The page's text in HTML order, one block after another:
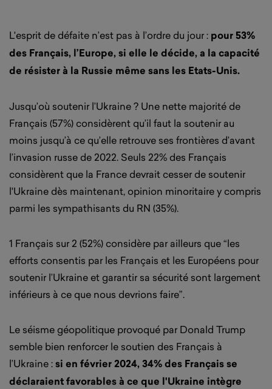
L'esprit de défaite n’est pas à l’ordre du jour : pour 53%
des Français, l’Europe, si elle le décide, a la capacité
de résister à la Russie même sans les Etats-Unis.
Jusqu’où soutenir l’Ukraine ? Une nette majorité de
Français (57%) considèrent qu’il faut la soutenir au
moins jusqu’à ce qu’elle retrouve ses frontières d’avant
l’invasion russe de 2022. Seuls 22% des Français
considèrent que la France devrait cesser de soutenir
l'Ukraine dès maintenant, opinion minoritaire y compris
parmi les sympathisants du RN (35%).
1 Français sur 2 (52%) considère par ailleurs que “les
efforts consentis par les Français et les Européens pour
soutenir l’Ukraine et garantir sa sécurité sont largement
inférieurs à ce que nous devrions faire”.
Le séisme géopolitique provoqué par Donald Trump
semble bien renforcer le soutien des Français à
l’Ukraine :si en février 2024, 34% des Français se
déclaraient favorables à ce que l'Ukraine intègre